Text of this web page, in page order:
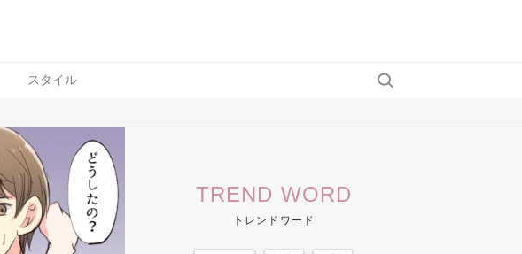
スタイル
TREND WORD
トレンドワード